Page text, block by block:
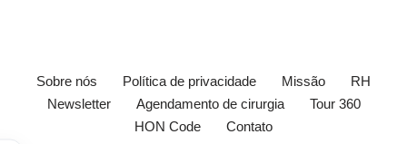
Sobre nós Política de privacidade Missão
RH
Newsletter
Agendamento de cirurgia
Tour 360
HON Code
Contato